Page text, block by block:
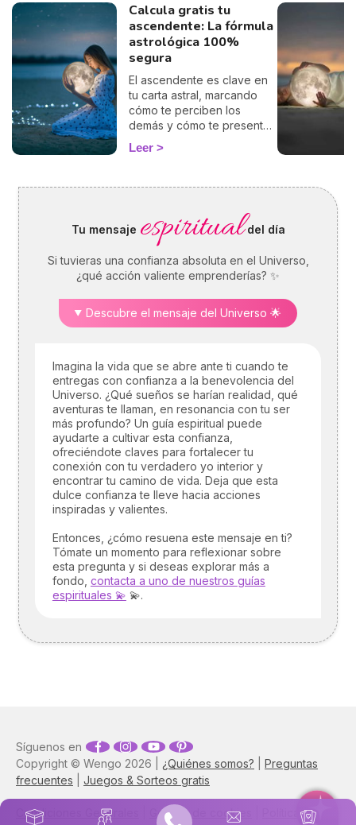
Calcula gratis tu
ascendente: La fórmula
astrológica 100%
segura
El ascendente es clave en
tu carta astral, marcando
cómo te perciben los
demás y cómo te presentas
al mundo. Con nuestro
cálculo gratuito y preciso,
ascendente y explorar su
zodiacal y en cómo te
relacionas con los demás.
Sumérgete en este
fascinante aspecto de la
astrología y empieza a ver
perspectiva renovada.
Leer
Tu mensaje espiritualdel día
Si tuvieras una confianza absoluta en el Universo,
¿qué acción valiente emprenderías? ✨
Descubre el mensaje del Universo 🌟
Imagina la vida que se abre ante ti cuando te
entregas con confianza a la benevolencia del
Universo. ¿Qué sueños se harían realidad, qué
aventuras te llaman, en resonancia con tu ser
más profundo? Un guía espiritual puede
ayudarte a cultivar esta confianza,
ofreciéndote claves para fortalecer tu
conexión con tu verdadero yo interior y
encontrar tu camino de vida. Deja que esta
dulce confianza te lleve hacia acciones
inspiradas y valientes.
Entonces, ¿cómo resuena este mensaje en ti?
Tómate un momento para reflexionar sobre
esta pregunta y si deseas explorar más a
fondo, contacta a uno de nuestros guías
espirituales 💫 💫.
Copyright © Wengo 2026 | ¿Quiénes somos?
Preguntas
frecuentes
Juegos & Sorteos gratis
Condiciones Generales Gestion de cookies
Política de
Síguenos en